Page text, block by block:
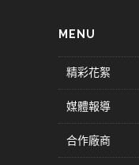
MENU
精彩花絮
媒體報導
合作廠商